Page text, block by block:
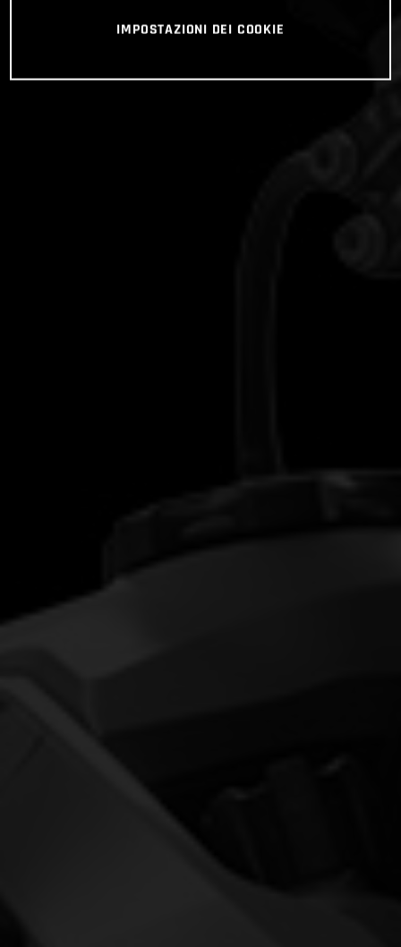
IMPOSTAZIONI DEI COOKIE